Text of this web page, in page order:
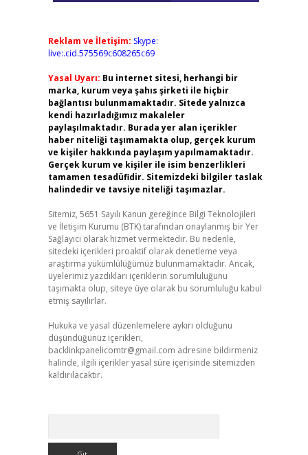
Reklam ve İletişim: Skype:
live:.cid.575569c608265c69
Yasal Uyarı: Bu internet sitesi, herhangi bir
marka, kurum veya şahıs şirketi ile hiçbir
bağlantısı bulunmamaktadır. Sitede yalnızca
kendi hazırladığımız makaleler
paylaşılmaktadır. Burada yer alan içerikler
haber niteliği taşımamakta olup, gerçek kurum
ve kişiler hakkında paylaşım yapılmamaktadır.
Gerçek kurum ve kişiler ile isim benzerlikleri
tamamen tesadüfidir. Sitemizdeki bilgiler taslak
halindedir ve tavsiye niteliği taşımazlar.
Sitemiz, 5651 Sayılı Kanun gereğince Bilgi Teknolojileri
ve İletişim Kurumu (BTK) tarafından onaylanmış bir Yer
Sağlayıcı olarak hizmet vermektedir. Bu nedenle,
sitedeki içerikleri proaktif olarak denetleme veya
araştırma yükümlülüğümüz bulunmamaktadır. Ancak,
üyelerimiz yazdıkları içeriklerin sorumluluğunu
taşımakta olup, siteye üye olarak bu sorumluluğu kabul
etmiş sayılırlar.
Hukuka ve yasal düzenlemelere aykırı olduğunu
düşündüğünüz içerikleri,
backlinkpanelicomtr@gmail.com adresine bildirmeniz
halinde, ilgili içerikler yasal süre içerisinde sitemizden
kaldırılacaktır.